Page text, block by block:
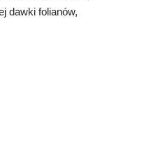
dawki folianów,